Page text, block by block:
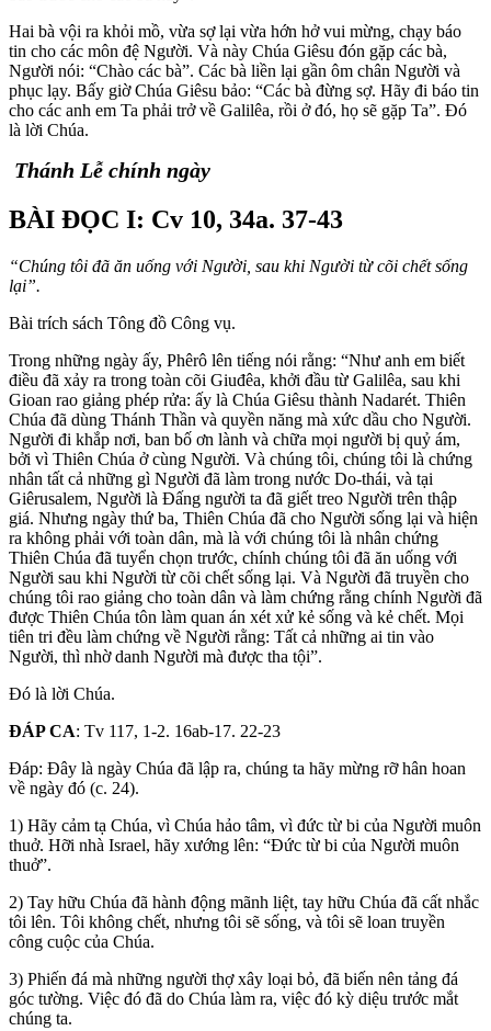
Hai bà vội ra khỏi mồ, vừa sợ lại vừa hớn hở vui mừng, chạy báo
tin cho các môn đệ Người. Và này Chúa Giêsu đón gặp các bà,
Người nói: “Chào các bà”. Các bà liền lại gần ôm chân Người và
phục lạy. Bấy giờ Chúa Giêsu bảo: “Các bà đừng sợ. Hãy đi báo tin
cho các anh em Ta phải trở về Galilêa, rồi ở đó, họ sẽ gặp Ta”. Đó
là lời Chúa.
Thánh Lễ chính ngày
BÀI ĐỌC I: Cv 10, 34a. 37-43
“Chúng tôi đã ăn uống với Người, sau khi Người từ cõi chết sống
lại”.
Bài trích sách Tông đồ Công vụ.
Trong những ngày ấy, Phêrô lên tiếng nói rằng: “Như anh em biết
điều đã xảy ra trong toàn cõi Giuđêa, khởi đầu từ Galilêa, sau khi
Gioan rao giảng phép rửa: ấy là Chúa Giêsu thành Nadarét. Thiên
Chúa đã dùng Thánh Thần và quyền năng mà xức dầu cho Người.
Người đi khắp nơi, ban bố ơn lành và chữa mọi người bị quỷ ám,
bởi vì Thiên Chúa ở cùng Người. Và chúng tôi, chúng tôi là chứng
nhân tất cả những gì Người đã làm trong nước Do-thái, và tại
Giêrusalem, Người là Ðấng người ta đã giết treo Người trên thập
giá. Nhưng ngày thứ ba, Thiên Chúa đã cho Người sống lại và hiện
ra không phải với toàn dân, mà là với chúng tôi là nhân chứng
Thiên Chúa đã tuyển chọn trước, chính chúng tôi đã ăn uống với
Người sau khi Người từ cõi chết sống lại. Và Người đã truyền cho
chúng tôi rao giảng cho toàn dân và làm chứng rằng chính Người đã
được Thiên Chúa tôn làm quan án xét xử kẻ sống và kẻ chết. Mọi
tiên tri đều làm chứng về Người rằng: Tất cả những ai tin vào
Người, thì nhờ danh Người mà được tha tội”.
Ðó là lời Chúa.
ÐÁP CA: Tv 117, 1-2. 16ab-17. 22-23
Ðáp: Ðây là ngày Chúa đã lập ra, chúng ta hãy mừng rỡ hân hoan
về ngày đó (c. 24).
1) Hãy cảm tạ Chúa, vì Chúa hảo tâm, vì đức từ bi của Người muôn
thuở. Hỡi nhà Israel, hãy xướng lên: “Ðức từ bi của Người muôn
thuở”.
2) Tay hữu Chúa đã hành động mãnh liệt, tay hữu Chúa đã cất nhắc
tôi lên. Tôi không chết, nhưng tôi sẽ sống, và tôi sẽ loan truyền
công cuộc của Chúa.
3) Phiến đá mà những người thợ xây loại bỏ, đã biến nên tảng đá
góc tường. Việc đó đã do Chúa làm ra, việc đó kỳ diệu trước mắt
chúng ta.